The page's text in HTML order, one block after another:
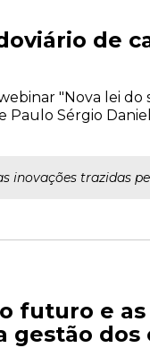
de
"Nova lei
Sérgio
inovações trazidas
futuro e
gestão